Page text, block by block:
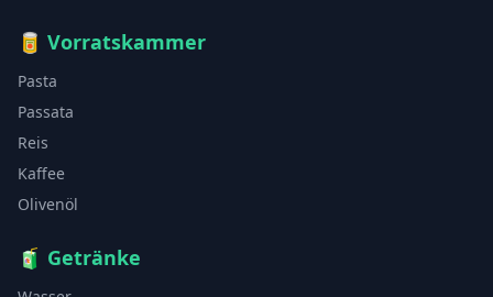
🥫 Vorratskammer
Pasta
Passata
Reis
Kaffee
Olivenöl
🧃 Getränke